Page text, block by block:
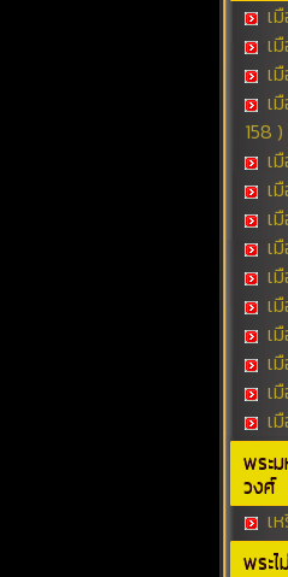
เ
เ
เ
เ
158 )
เ
เ
เ
เ
เ
เ
เ
เ
เ
เ
พระ
วงศ์
เ
พระไ